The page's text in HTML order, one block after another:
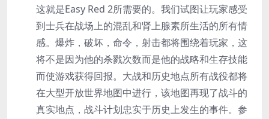
这就是Easy Red 2所需要的。我们试图让玩家感受
到士兵在战场上的混乱和肾上腺素所生活的所有情
感。爆炸，破坏，命令，射击都将围绕着玩家，这
将不是因为他的杀戮次数而是他的战略和生存技能
而使游戏获得回报。大战和历史地点所有战役都将
在大型开放世界地图中进行，该地图再现了战斗的
真实地点，战斗计划忠实于历史上发生的事件。参